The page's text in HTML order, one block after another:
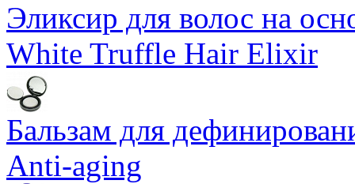
Эликсир для волос на
White Truffle Hair Elixir
Бальзам для
Anti-aging